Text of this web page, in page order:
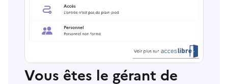
Vous êtes le gérant de